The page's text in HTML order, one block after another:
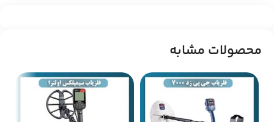
محصولات مشابه